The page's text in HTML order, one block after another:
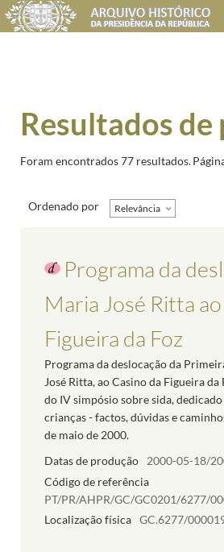
Resultados de
Foram encontrados 77 resultados.
Ordenado por Relevância
Programa da
Maria José Ritta
Figueira da Foz
Programa da deslocação da
José Ritta, ao Casino da Figueira da
do IV simpósio sobre sida,
crianças - factos, dúvidas e
de maio de 2000.
Datas de produção
2000-05-18/
Código de referência
PT/PR/AHPR/GC/GC0201/6277/
Localização física GC.6277/